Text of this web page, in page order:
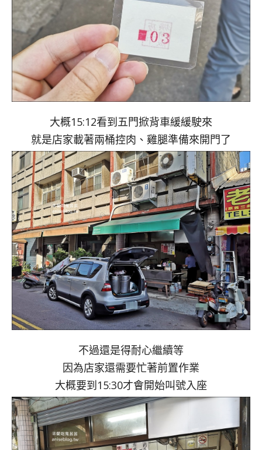
大概15:12看到五門掀背車緩緩駛來
就是店家載著兩桶控肉、雞腿準備來開門了
不過還是得耐心繼續等
因為店家還需要忙著前置作業
大概要到15:30才會開始叫號入座